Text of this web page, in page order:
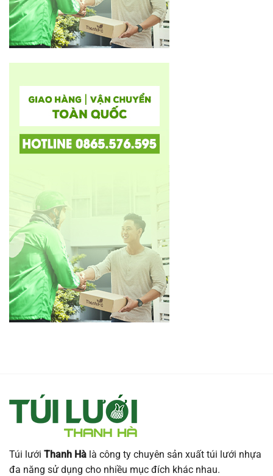
Túi lưới Thanh Hà là công ty chuyên sản xuất túi lưới nhựa
đa năng sử dụng cho nhiều mục đích khác nhau.